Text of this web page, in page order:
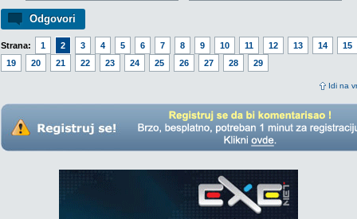
Odgovori
Strana: 1 2 3 4 5 6 7 8 9 10 11 12 13 14
15
19
20 21 22 23 24 25 26 27 28 29
Idi na